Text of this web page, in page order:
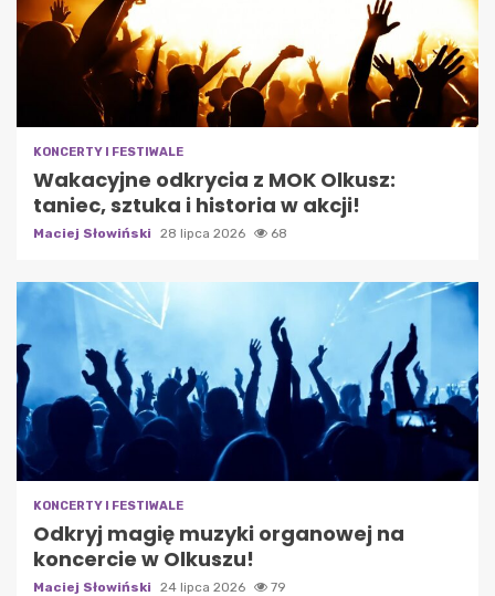
KONCERTY I FESTIWALE
Wakacyjne odkrycia z MOK Olkusz:
taniec, sztuka i historia w akcji!
Maciej Słowiński 28 lipca 2026 68
KONCERTY I FESTIWALE
Odkryj magię muzyki organowej na
koncercie w Olkuszu!
Maciej Słowiński 24 lipca 2026 79